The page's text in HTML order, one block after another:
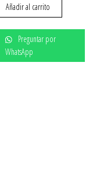
Añadir al carrito
Preguntar por
WhatsApp